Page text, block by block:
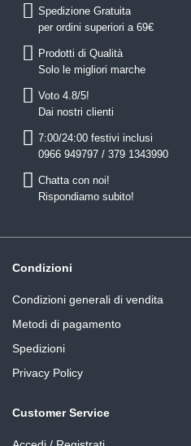
Spedizione Gratuita
per ordini superiori a 69€
Prodotti di Qualità
Solo le migliori marche
Voto 4.8/5!
Dai nostri clienti
7:00/24:00 festivi inclusi
0966 949797 / 379 1343990
Chatta con noi!
Rispondiamo subito!
Condizioni
Condizioni generali di vendita
Metodi di pagamento
Spedizioni
Privacy Policy
Customer Service